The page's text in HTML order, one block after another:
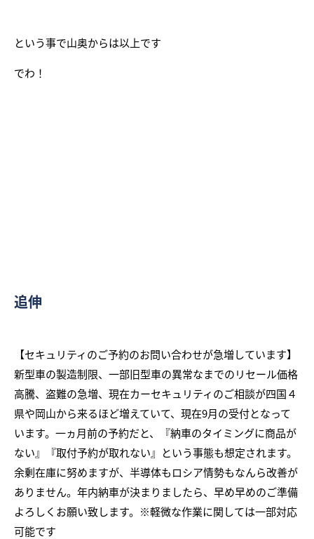
という事で山奥からは以上です
でわ！
追伸
【セキュリティのご予約のお問い合わせが急増しています】
新型車の製造制限、一部旧型車の異常なまでのリセール価格
高騰、盗難の急増、現在カーセキュリティのご相談が四国４
県や岡山から来るほど増えていて、現在9月の受付となって
います。一ヵ月前の予約だと、『納車のタイミングに商品が
ない』『取付予約が取れない』という事態も想定されます。
余剰在庫に努めますが、半導体もロシア情勢もなんら改善が
ありません。年内納車が決まりましたら、早め早めのご準備
よろしくお願い致します。※軽微な作業に関しては一部対応
可能です